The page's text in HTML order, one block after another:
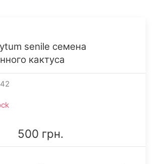
senile семена
кактуса
500 грн.